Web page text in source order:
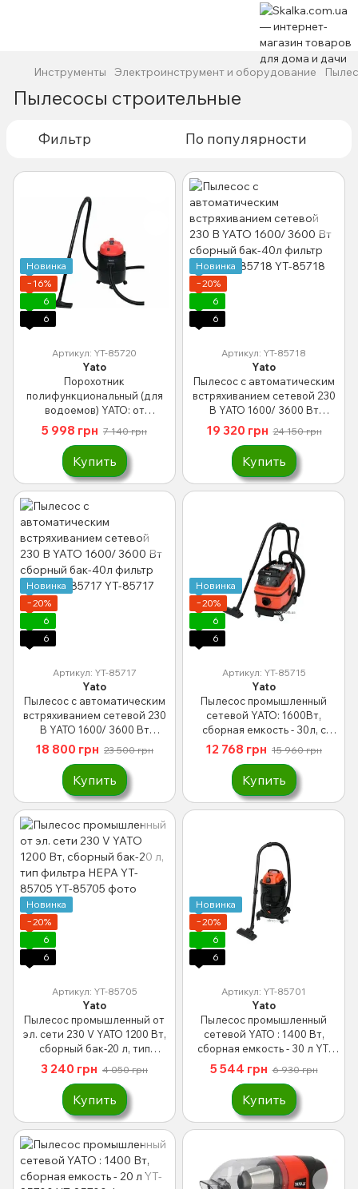
Инструменты Электроинструмент и оборудование
Пылесосы строительные
Фильтр По популярности
Новинка
−16%
6
6
Артикул: YT-85720
Yato
Порохотник
полифункциональный (для
водоемов) YATO: от
электросети – 230В, 1400Вт,
сборная емкость – 30 л YT-
5 998 грн 7 140 грн
Купить
Новинка
−20%
6
6
Артикул: YT-85718
Yato
Пылесос с автоматическим
встряхиванием сетевой 230
В YATO 1600/ 3600 Вт
сборный бак-40л фильтр
HEPA YT-85718
19 320 грн 24 150 грн
Купить
Новинка
−20%
6
6
Артикул: YT-85717
Yato
Пылесос с автоматическим
встряхиванием сетевой 230
В YATO 1600/ 3600 Вт
сборный бак-40л фильтр
HEPA YT-85717
18 800 грн 23 500 грн
Купить
Новинка
−20%
6
6
Артикул: YT-85715
Yato
Пылесос промышленный
сетевой YATO: 1600Вт,
сборная емкость - 30л, с
ручной встряхиванием
фильтра (DW) YT-85715
12 768 грн 15 960 грн
Купить
Новинка
−20%
6
6
Артикул: YT-85705
Yato
Пылесос промышленный от
эл. сети 230 V YATO 1200 Вт,
сборный бак-20 л, тип
фильтра HEPA YT-85705
3 240 грн 4 050 грн
Купить
Новинка
−20%
6
6
Артикул: YT-85701
Yato
Пылесос промышленный
сетевой YATO : 1400 Вт,
сборная емкость - 30 л YT-
5 544 грн 6 930 грн
Купить